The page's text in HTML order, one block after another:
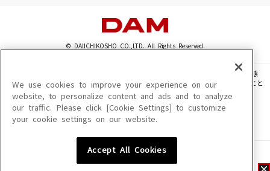
© DAIICHIKOSHO CO.,LTD. All Rights Reserved.
このサイトに掲載されている一切の文章・画像・写真・動画・音声等を、手段や形態
を問わず、著作権法の定める範囲を超えて無断で複製、転載、ファイル化などすること
を禁じます。
楽曲及びコンテンツは、機種によりご利用いただけない場合があります。
楽曲及びコンテンツの配信日、配信内容が変更になる場合があります。
We use cookies to improve your experience on our
website, to personalize content and ads and to analyze
our traffic. Please click [Cookie Settings] to customize
your cookie settings on our website.
Accept All Cookies